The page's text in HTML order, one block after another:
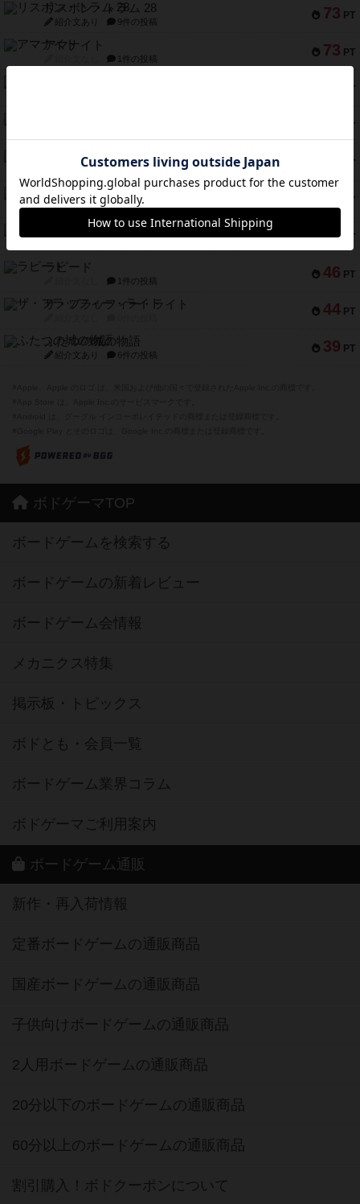
73 PT
リスボン・トラム 28
紹介文あり 9件の投稿
73 PT
アマナイト
1件の投稿
PT
PT
PT
スモールワールド
紹介文あり 13件の投稿
PT
ギャンブラー
紹介文なし 2件の投稿
52 PT
Bitter End ブタペスト救出作戦
46 PT
ラピード
1件の投稿
44 PT
ザ・フラッフィー・ライト
39 PT
ふたつの城の物語
紹介文あり 6件の投稿
ボドゲーマTOP
ボードゲームを検索する
ボードゲームの新着レビュー
ボードゲーム会情報
メカニクス特集
掲示板・トピックス
ボドとも・会員一覧
ボードゲーム業界コラム
ボドゲーマご利用案内
ボードゲーム通販
新作・再入荷情報
定番ボードゲームの通販商品
国産ボードゲームの通販商品
子供向けボードゲームの通販商品
2人用ボードゲームの通販商品
20分以下のボードゲームの通販商品
60分以上のボードゲームの通販商品
割引購入！ボドクーポンについて